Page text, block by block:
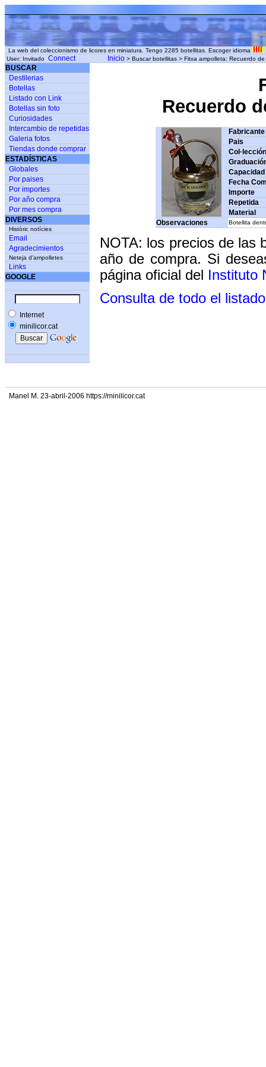
La web del coleccionismo de licores en miniatura. Tengo 2285 botellitas. Escoger idioma
User: Invitado Connect Inicio > Buscar botellitas > Fitxa ampolleta: Recuerdo
BUSCAR
Destilerias
Botellas
Listado con Link
Botellas sin foto
Curiosidades
Intercambio de repetidas
Galeria fotos
Tiendas donde comprar
ESTADÍSTICAS
Globales
Por paises
Por importes
Por año compra
Por mes compra
DIVERSOS
Històric notícies
Email
Agradecimientos
Neteja d'ampolletes
Links
GOOGLE
Internet
minilicor.cat
Recuerdo
Fabricante
Pais
Col·lección
Capacidad
Fecha
Importe
Repetida
Material
Observaciones
Botellita
NOTA: los precios de las
año de compra. Si
página oficial del Instituto
Consulta de todo el
Manel M. 23-abril-2006 https://minilicor.cat